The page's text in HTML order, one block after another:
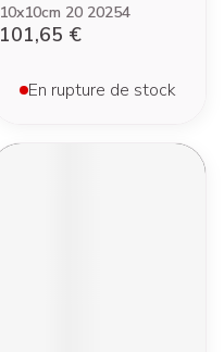
10x10cm 20 20254
101,65 €
En rupture de stock